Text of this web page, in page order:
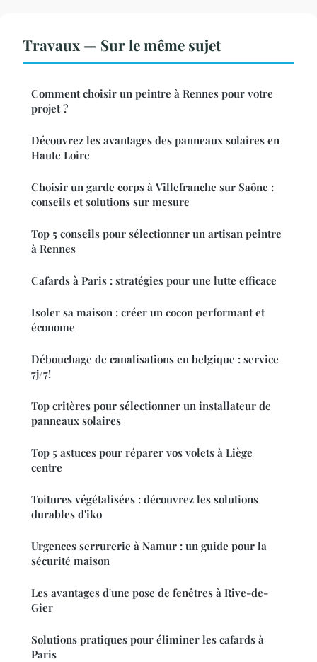
Travaux — Sur le même sujet
Comment choisir un peintre à Rennes pour votre
projet ?
Découvrez les avantages des panneaux solaires en
Haute Loire
Choisir un garde corps à Villefranche sur Saône :
conseils et solutions sur mesure
Top 5 conseils pour sélectionner un artisan peintre
à Rennes
Cafards à Paris : stratégies pour une lutte efficace
Isoler sa maison : créer un cocon performant et
économe
Débouchage de canalisations en belgique : service
7j/7!
Top critères pour sélectionner un installateur de
panneaux solaires
Top 5 astuces pour réparer vos volets à Liège
centre
Toitures végétalisées : découvrez les solutions
durables d'iko
Urgences serrurerie à Namur : un guide pour la
sécurité maison
Les avantages d'une pose de fenêtres à Rive-de-
Gier
Solutions pratiques pour éliminer les cafards à
Paris